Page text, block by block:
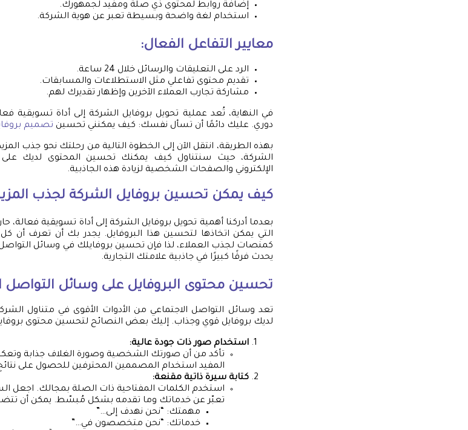
إضافة روابط لمحتوى ذي صلة ومفيد لجمهورك.
استخدام لغة واضحة وبسيطة تعبر عن هوية الشركة.
معايير التفاعل الفعال:
الرد على التعليقات والرسائل خلال 24 ساعة.
تقديم محتوى تفاعلي مثل الاستطلاعات والمسابقات.
مشاركة تجارب العملاء الآخرين وإظهار تقديرك لهم.
في النهاية، تُعد عملية تحويل بروفايل الشركة إلى أداة تسويقية
دوري. عليك دائمًا أن تسأل نفسك: كيف يمكنني تحسين تصميم
بهذه الطريقة، انتقل الآن إلى الخطوة التالية من رحلتك نحو جذب
الشركة، حيث سنتناول كيف يمكنك تحسين المحتوى لديك على
الإلكتروني والصفحات الشخصية لزيادة هذه الجاذبية.
كيف يمكن تحسين بروفايل الشركة لجذب
بعدما أدركنا أهمية تحويل بروفايل الشركة إلى أداة تسويقية
التي يمكن اتخاذها لتحسين هذا البروفايل. يجدر بك أن تعرف أن
كمنصات لجذب العملاء، لذا فإن تحسين بروفايلك في وسائل التواصل
يحدث فرقًا كبيرًا في جاذبية علامتك التجارية.
تحسين محتوى البروفايل على وسائل التواصل
تعد وسائل التواصل الاجتماعي من الأدوات الأقوى في متناول
لديك بروفايل قوي وجذاب. إليك بعض النصائح لتحسين محتوى
استخدام صور ذات جودة عالية:
تأكد من أن صورتك الشخصية وصورة الغلاف جذابة
المفيد استخدام المصممين المحترفين للحصول على
كتابة سيرة ذاتية مقنعة:
استخدم الكلمات المفتاحية ذات الصلة بمجالك. اجعل
تعبّر عن خدماتك وما تقدمه بشكل مُبسّط. يمكن أن
مهمتك: “نحن نهدف إلى…”
خدماتك: “نحن متخصصون في…”